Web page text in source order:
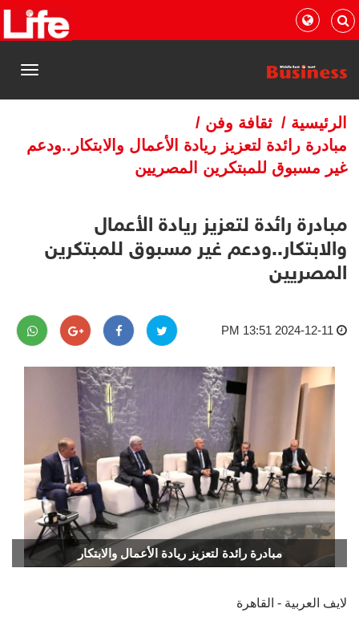
القائمة
الرئيسية / ثقافة وفن /
مبادرة رائدة لتعزيز ريادة الأعمال والابتكار..ودعم
غير مسبوق للمبتكرين المصريين
مبادرة رائدة لتعزيز ريادة الأعمال
والابتكار..ودعم غير مسبوق للمبتكرين
المصريين
2024-12-11 13:51 PM
مبادرة رائدة لتعزيز ريادة الأعمال والابتكار
لايف العربية - القاهرة